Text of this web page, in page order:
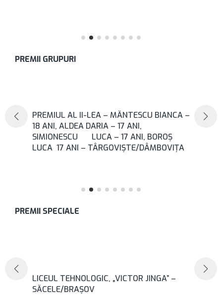
PREMII GRUPURI
PREMIUL AL II-LEA – MĂNTESCU BIANCA –
18 ANI, ALDEA DARIA – 17 ANI,
SIMIONESCU LUCA – 17 ANI, BOROȘ
LUCA 17 ANI – TÂRGOVIȘTE/DÂMBOVIȚA
PREMII SPECIALE
LICEUL TEHNOLOGIC, „VICTOR JINGA” –
SĂCELE/BRAȘOV